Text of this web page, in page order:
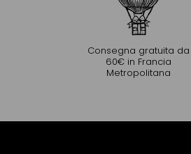
Consegna gratuita da
60€ in Francia
Metropolitana